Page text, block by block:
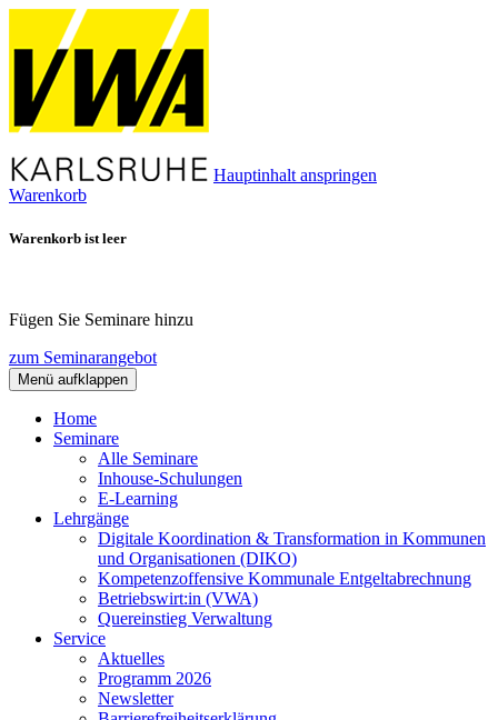
Hauptinhalt anspringen
Warenkorb
Warenkorb ist leer
Fügen Sie Seminare hinzu
zum Seminarangebot
Menü aufklappen
Home
Seminare
Alle Seminare
Inhouse-Schulungen
E-Learning
Lehrgänge
Digitale Koordination & Transformation in Kommunen
und Organisationen (DIKO)
Kompetenzoffensive Kommunale Entgeltabrechnung
Betriebswirt:in (VWA)
Quereinstieg Verwaltung
Service
Aktuelles
Programm 2026
Newsletter